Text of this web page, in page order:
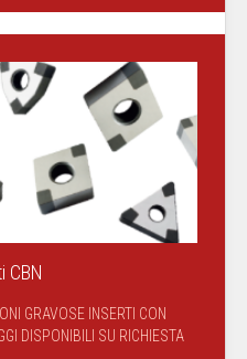
CBN
GRAVOSE INSERTI CON
DISPONIBILI SU RICHIESTA